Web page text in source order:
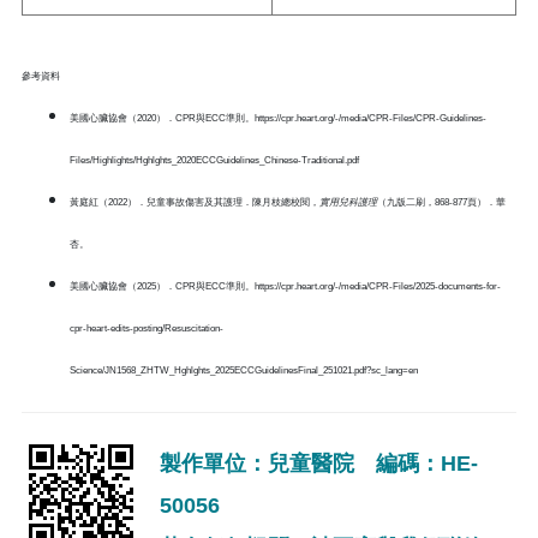
參考資料
美國心臟協會（2020）．CPR與ECC準則。 https://cpr.heart.org/-/media/CPR-Files/CPR-Guidelines-
Files/Highlights/Hghlghts_2020ECCGuidelines_Chinese-Traditional.pdf
黃庭紅（2022）．兒童事故傷害及其護理．陳月枝總校閱， 實用兒科護理（九版二刷，868-877頁）．華
杏。
美國心臟協會（2025）．CPR與ECC準則。https://cpr.heart.org/-/media/CPR-Files/2025-documents-for-
cpr-heart-edits-posting/Resuscitation-
Science/JN1568_ZHTW_Hghlghts_2025ECCGuidelinesFinal_251021.pdf?sc_lang=en
製作單位：兒童醫院 編碼：HE-
50056